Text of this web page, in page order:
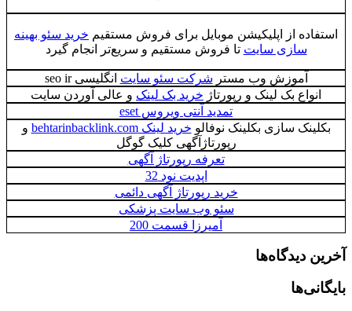
استفاده از اپلیکیشن موبایل برای فروش مستقیم خرید سئو بهینه
سازی سایت تا فروش مستقیم و سریع‌تر انجام گیرد
آموزش وب مستر شرکت سئو سایت انگلیسی seo ir
انواع بک لینک و رپورتاژ خرید بک لینک و عالی آوردن سایت
تمدید آنتی ویروس eset
بکلینک سازی بکلینک نوفالو خرید لینک behtarinbacklink.com
و
رپورتاژآگهی کلیک گوگل
تعرفه رپورتاژ آگهی
اپدیت نود 32
خرید رپورتاژ آگهی دائمی
سئو وب سایت پزشکی
آمیرزا قسمت 200
آخرین دیدگاه‌ها
بایگانی‌ها